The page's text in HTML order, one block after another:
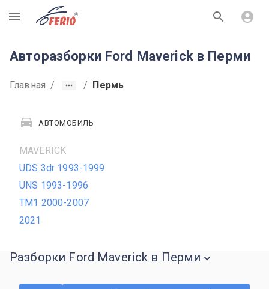
R
Авторазборки Ford Maverick в Перми
Главная / / Пермь
АВТОМОБИЛЬ
MAVERICK
UDS 3dr 1993-1999
UNS 1993-1996
TM1 2000-2007
2021
Разборки Ford Maverick в Перми